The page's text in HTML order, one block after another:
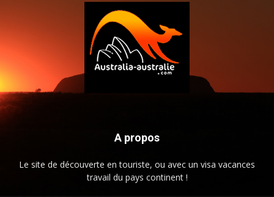
A propos
Le site de découverte en touriste, ou avec un visa vacances
travail du pays continent !